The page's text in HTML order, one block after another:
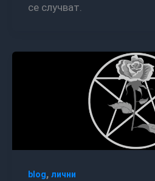
се случват.
blog, лични